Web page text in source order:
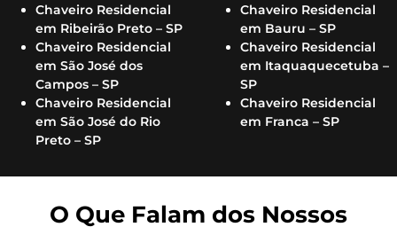
Chaveiro Residencial
em Ribeirão Preto – SP
Chaveiro Residencial
em São José dos
Campos – SP
Chaveiro Residencial
em São José do Rio
Preto – SP
Chaveiro Residencial
em Bauru – SP
Chaveiro Residencial
em Itaquaquecetuba –
SP
Chaveiro Residencial
em Franca – SP
O Que Falam dos Nossos